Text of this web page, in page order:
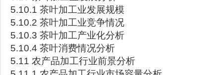
5.10.1 茶叶加工业发展规模
5.10.2 茶叶加工业竞争情况
5.10.3 茶叶加工产业化分析
5.10.4 茶叶消费情况分析
5.11 农产品加工行业前景分析